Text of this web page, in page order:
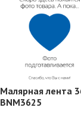
Малярная лента
BNM3625